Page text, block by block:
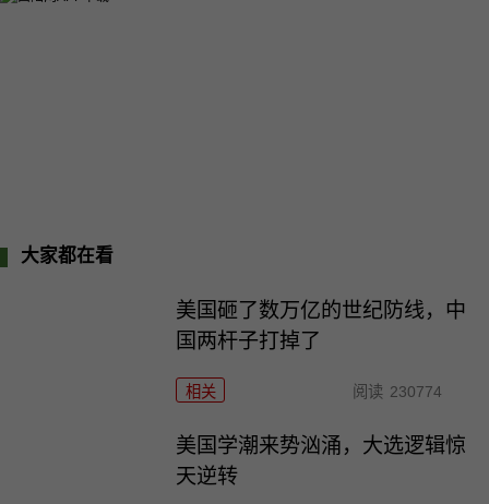
大家都在看
美国砸了数万亿的世纪防线，中
国两杆子打掉了
相关 阅读 230774
美国学潮来势汹涌，大选逻辑惊
天逆转